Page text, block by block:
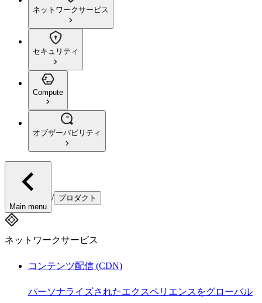
ネットワークサービス
セキュリティ
Compute
オブザーバビリティ
Main menu
/ プロダクト
ネットワークサービス
コンテンツ配信 (CDN)
パーソナライズされたエクスペリエンスをグローバル